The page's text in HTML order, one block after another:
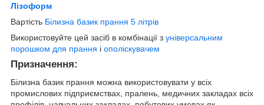
Лізоформ
Вартість Білизна базик прання 5 літрів
Використовуйте цей засіб в комбінації з універсальним
порошком для прання і ополіскувачем
Призначення:
Білизна базик прання можна використовувати у всіх
промислових підприємствах, пралень, медичних закладах всіх